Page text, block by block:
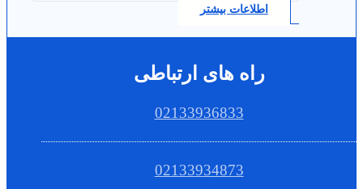
اطلاعات بیشتر
راه های ارتباطی
02133936833
02133934873